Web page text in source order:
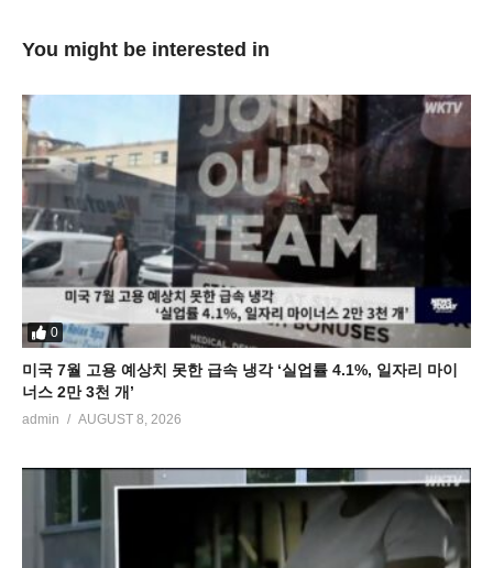
You might be interested in
0
미국 7월 고용 예상치 못한 급속 냉각 ‘실업률 4.1%, 일자리 마이
너스 2만 3천 개’
admin AUGUST 8, 2026